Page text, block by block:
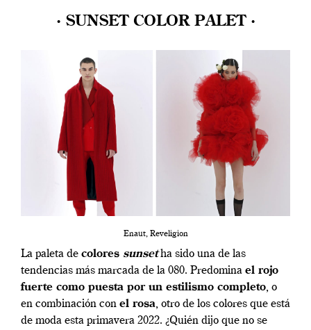
· SUNSET COLOR PALET ·
Enaut, Reveligion
La paleta de colores sunsetha sido una de las
tendencias más marcada de la 080. Predomina el rojo
fuerte como puesta por un estilismo completo, o
en combinación con el rosa, otro de los colores que está
de moda esta primavera 2022. ¿Quién dijo que no se